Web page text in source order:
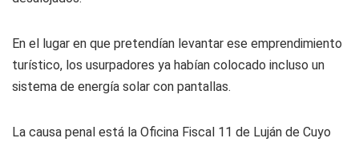
En el lugar en que pretendían levantar ese emprendimiento
turístico, los usurpadores ya habían colocado incluso un
sistema de energía solar con pantallas.
La causa penal está la Oficina Fiscal 11 de Luján de Cuyo